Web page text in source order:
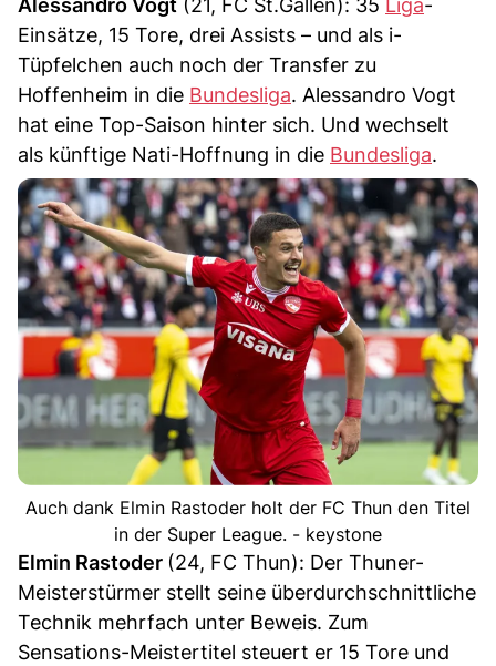
Alessandro Vogt (21, FC St.Gallen): 35 Liga-
Einsätze, 15 Tore, drei Assists – und als i-
Tüpfelchen auch noch der Transfer zu
Hoffenheim in die Bundesliga. Alessandro Vogt
hat eine Top-Saison hinter sich. Und wechselt
als künftige Nati-Hoffnung in die Bundesliga.
Auch dank Elmin Rastoder holt der FC Thun den Titel
in der Super League. - keystone
Elmin Rastoder (24, FC Thun): Der Thuner-
Meisterstürmer stellt seine überdurchschnittliche
Technik mehrfach unter Beweis. Zum
Sensations-Meistertitel steuert er 15 Tore und